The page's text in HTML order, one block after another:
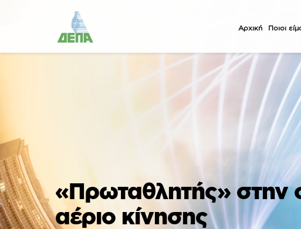
Αρχική Ποιοι
«Πρωταθλητής» στην
αέριο κίνησης